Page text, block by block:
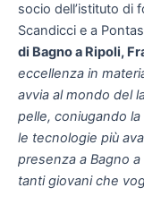
socio dell’istituto di
Scandicci e a
di Bagno a Ripoli,
eccellenza in
avvia al mondo del
pelle, coniugando
le tecnologie più
presenza a Bagno
tanti giovani che